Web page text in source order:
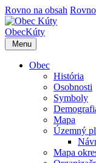
Rovno na obsah
ObecKúty
Menu
Obec
História
Osobnosti
Symboly
Mapa
Územný
Mapa